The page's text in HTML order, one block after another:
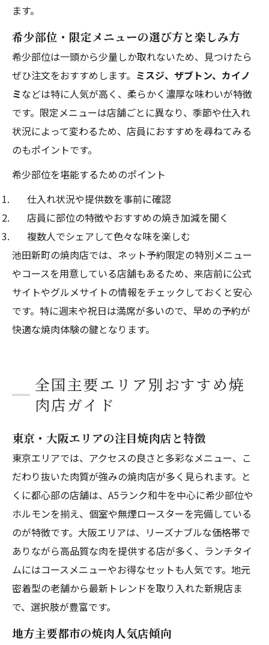
ます。
希少部位・限定メニューの選び方と楽しみ方
希少部位は一頭から少量しか取れないため、見つけたら
ぜひ注文をおすすめします。 ミスジ、ザブトン、カイノ
ミなどは特に人気が高く、柔らかく濃厚な味わいが特徴
です。限定メニューは店舗ごとに異なり、季節や仕入れ
状況によって変わるため、店員におすすめを尋ねてみる
のもポイントです。
希少部位を堪能するためのポイント
仕入れ状況や提供数を事前に確認
店員に部位の特徴やおすすめの焼き加減を聞く
複数人でシェアして色々な味を楽しむ
池田新町の焼肉店では、ネット予約限定の特別メニュー
やコースを用意している店舗もあるため、来店前に公式
サイトやグルメサイトの情報をチェックしておくと安心
です。特に週末や祝日は満席が多いので、早めの予約が
快適な焼肉体験の鍵となります。
全国主要エリア別おすすめ焼
肉店ガイド
東京・大阪エリアの注目焼肉店と特徴
東京エリアでは、アクセスの良さと多彩なメニュー、こ
だわり抜いた肉質が強みの焼肉店が多く見られます。と
くに都心部の店舗は、A5ランク和牛を中心に希少部位や
ホルモンを揃え、個室や無煙ロースターを完備している
のが特徴です。大阪エリアは、リーズナブルな価格帯で
ありながら高品質な肉を提供する店が多く、ランチタイ
ムにはコースメニューやお得なセットも人気です。地元
密着型の老舗から最新トレンドを取り入れた新規店ま
で、選択肢が豊富です。
地方主要都市の焼肉人気店傾向